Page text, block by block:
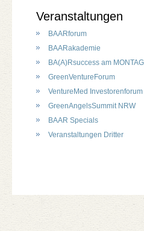
Veranstaltungen
BAARforum
BAARakademie
BA(A)Rsuccess am MONTAG
GreenVentureForum
VentureMed Investorenforum
GreenAngelsSummit NRW
BAAR Specials
Veranstaltungen Dritter